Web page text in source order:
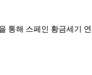
통해 스페인 황금세기